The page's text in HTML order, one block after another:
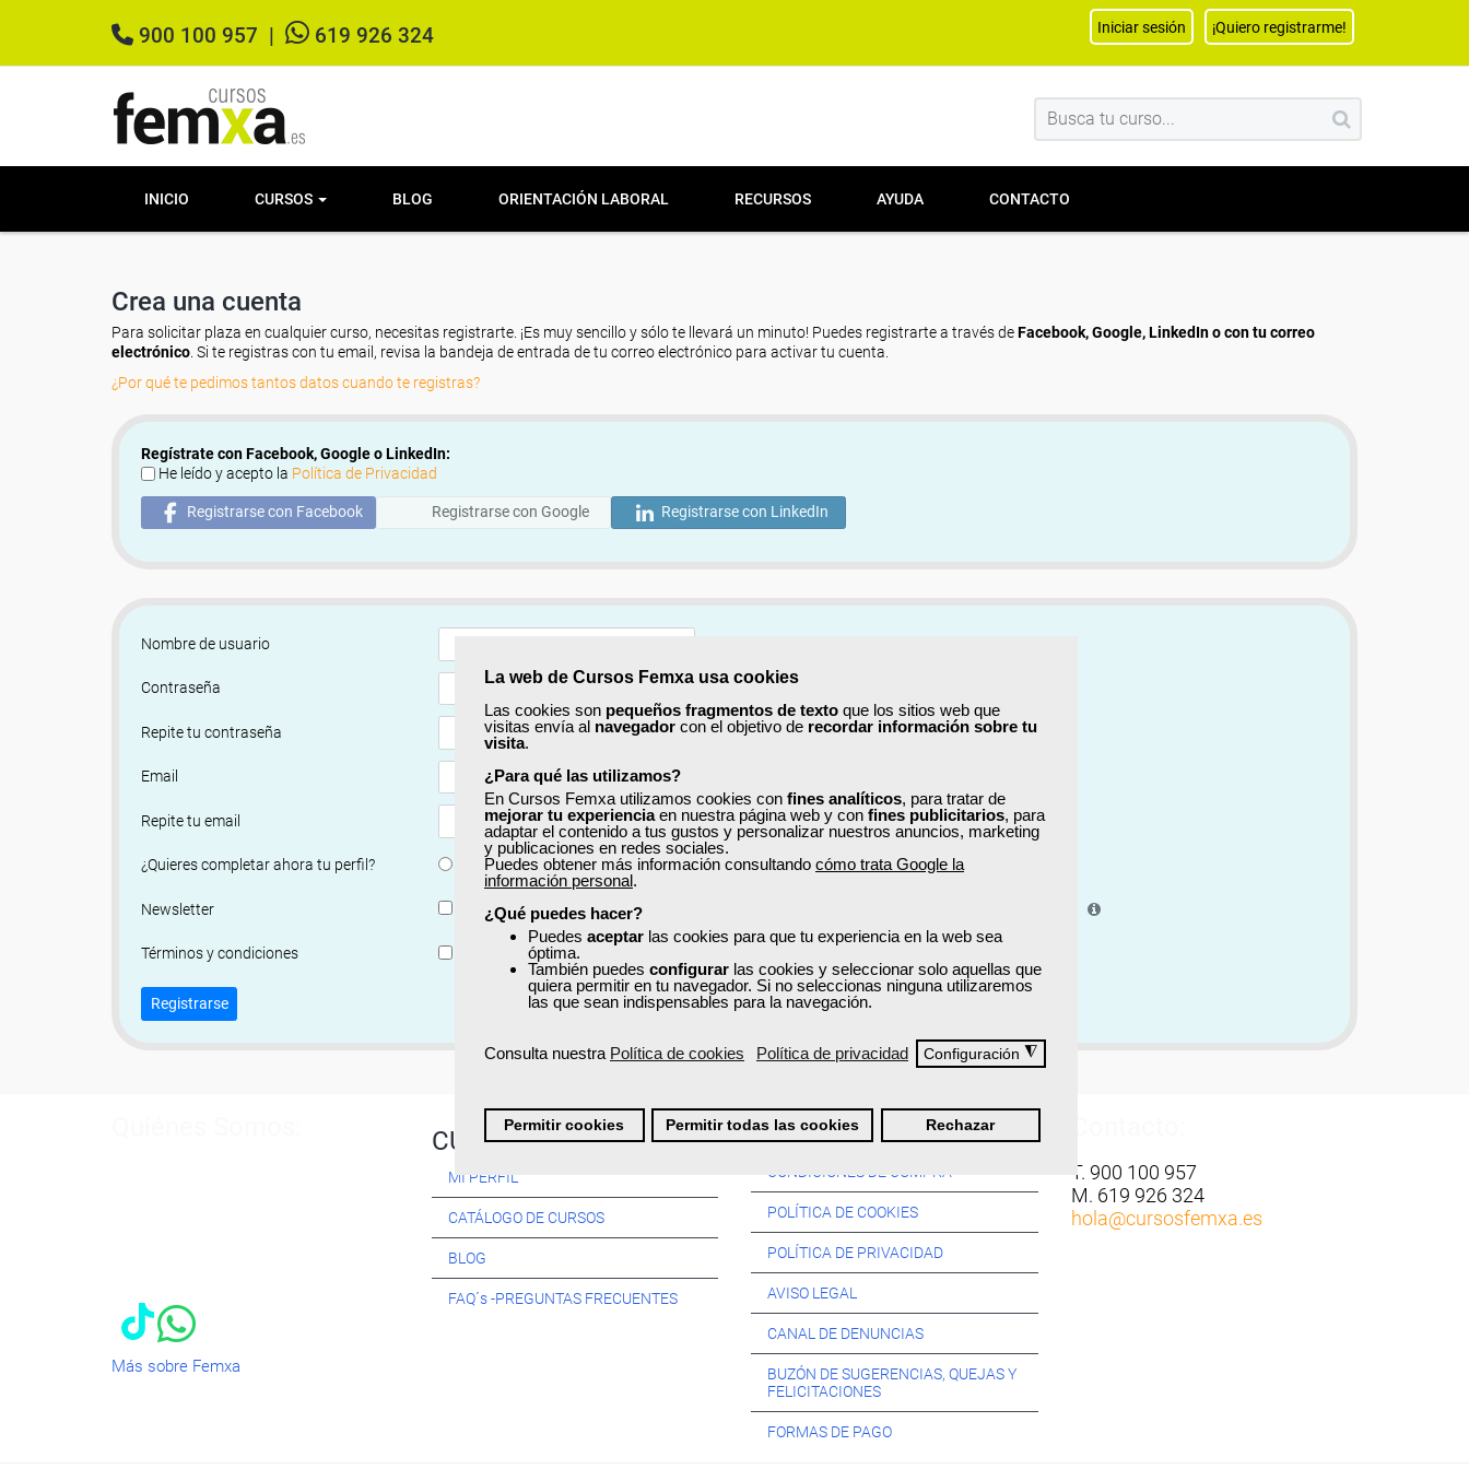
La web de Cursos Femxa usa cookies
Las cookies son pequeños fragmentos de texto que los sitios web que
visitas envía al navegador con el objetivo de recordar información sobre tu
visita.
¿Para qué las utilizamos?
En Cursos Femxa utilizamos cookies con fines analíticos, para tratar de
mejorar tu experienciaen nuestra página web y con fines publicitarios, para
adaptar el contenido a tus gustos y personalizar nuestros anuncios, marketing
y publicaciones en redes sociales.
Puedes obtener más información consultando cómo trata Google la
información personal.
¿Qué puedes hacer?
Puedes aceptar las cookies para que tu experiencia en la web sea
óptima.
También puedes configurar las cookies y seleccionar solo aquellas que
quiera permitir en tu navegador. Si no seleccionas ninguna utilizaremos
las que sean indispensables para la navegación.
Consulta nuestra Política de cookies Política de privacidad Configuración ◮
Permitir cookies Permitir todas las cookies Rechazar
900 100 957 619 926 324 Iniciar sesión ¡Quiero registrarme!
INICIO CURSOS BLOG ORIENTACIÓN LABORAL RECURSOS AYUDA CONTACTO
Crea una cuenta
Para solicitar plaza en cualquier curso, necesitas registrarte. ¡Es muy sencillo y sólo te llevará un minuto! Puedes registrarte a través deFacebook, Google, LinkedIn o con tu correo
electrónico . Si te registras con tu email, revisa la bandeja de entrada de tu correo electrónico para activar tu cuenta.
¿Por qué te pedimos tantos datos cuando te registras?
Regístrate con Facebook, Google o LinkedIn:
He leído y acepto la Política de Privacidad
Registrarse con Facebook Registrarse con Google Registrarse con LinkedIn
Nombre de usuario
Contraseña Mostrar
Repite tu contraseña Mostrar
Email
Repite tu email
¿Quieres completar ahora tu perfil? No, completaré mi perfil más adelante
Newsletter Si, quiero recibir información sobre cursos, ofertas exclusivas y recursos para el aprendizaje.
Términos y condiciones He leído y acepto la
Registrarse
Más sobre Femxa
CURSOS:
MI PERFIL
CATÁLOGO DE CURSOS
BLOG
FAQ´s -PREGUNTAS FRECUENTES
Información:
CONDICIONES DE COMPRA
POLÍTICA DE COOKIES
POLÍTICA DE PRIVACIDAD
AVISO LEGAL
CANAL DE DENUNCIAS
BUZÓN DE SUGERENCIAS, QUEJAS Y
FELICITACIONES
FORMAS DE PAGO
T. 900 100 957
M. 619 926 324
hola@cursosfemxa.es